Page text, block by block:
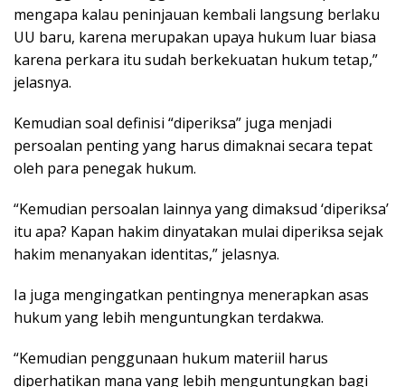
mengapa kalau peninjauan kembali langsung berlaku
UU baru, karena merupakan upaya hukum luar biasa
karena perkara itu sudah berkekuatan hukum tetap,”
jelasnya.
Kemudian soal definisi “diperiksa” juga menjadi
persoalan penting yang harus dimaknai secara tepat
oleh para penegak hukum.
“Kemudian persoalan lainnya yang dimaksud ‘diperiksa’
itu apa? Kapan hakim dinyatakan mulai diperiksa sejak
hakim menanyakan identitas,” jelasnya.
Ia juga mengingatkan pentingnya menerapkan asas
hukum yang lebih menguntungkan terdakwa.
“Kemudian penggunaan hukum materiil harus
diperhatikan mana yang lebih menguntungkan bagi